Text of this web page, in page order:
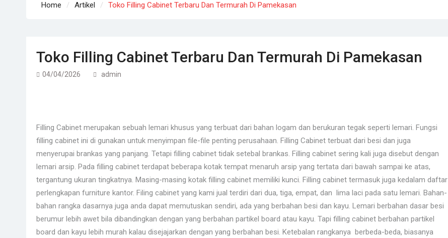
Home Artikel Toko Filling Cabinet Terbaru Dan Termurah Di Pamekasan
Toko Filling Cabinet Terbaru Dan Termurah Di Pamekasan
04/04/2026 admin
Filling Cabinet merupakan sebuah lemari khusus yang terbuat dari bahan logam dan berukuran tegak seperti lemari. Fungsi
filling cabinet ini di gunakan untuk menyimpan file-file penting perusahaan. Filling Cabinet terbuat dari besi dan juga
menyerupai brankas yang panjang. Tetapi filling cabinet tidak setebal brankas. Filling cabinet sering kali juga disebut dengan
lemari arsip. Pada filling cabinet terdapat beberapa kotak tempat menaruh arsip yang tertata dari bawah sampai ke atas,
tergantung ukuran tingkatnya. Masing-masing kotak filling cabinet memiliki kunci. Filling cabinet termasuk juga kedalam daftar
perlengkapan furniture kantor. Filing cabinet yang kami jual terdiri dari dua, tiga, empat, dan lima laci pada satu lemari. Bahan-
bahan rangka dasarnya juga anda dapat memutuskan sendiri, ada yang berbahan besi dan kayu. Lemari berbahan dasar besi
berumur lebih awet bila dibandingkan dengan yang berbahan partikel board atau kayu. Tapi filling cabinet berbahan partikel
board dan kayu lebih murah kalau disejajarkan dengan yang berbahan besi. Ketebalan rangkanya berbeda-beda, biasanya